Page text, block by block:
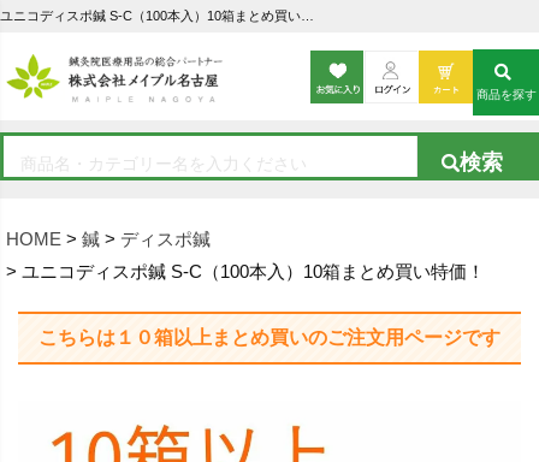
HOME 鍼
ディスポ鍼
ユニコディスポ鍼 S-C（100本入）10箱まとめ買い特価！
商品を探す
こちらは１０箱以上まとめ買いのご注文用ページです